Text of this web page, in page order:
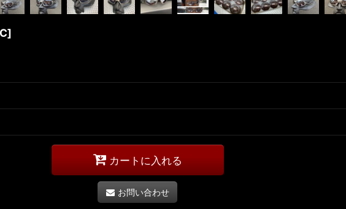
]
カートに入れる
お問い合わせ